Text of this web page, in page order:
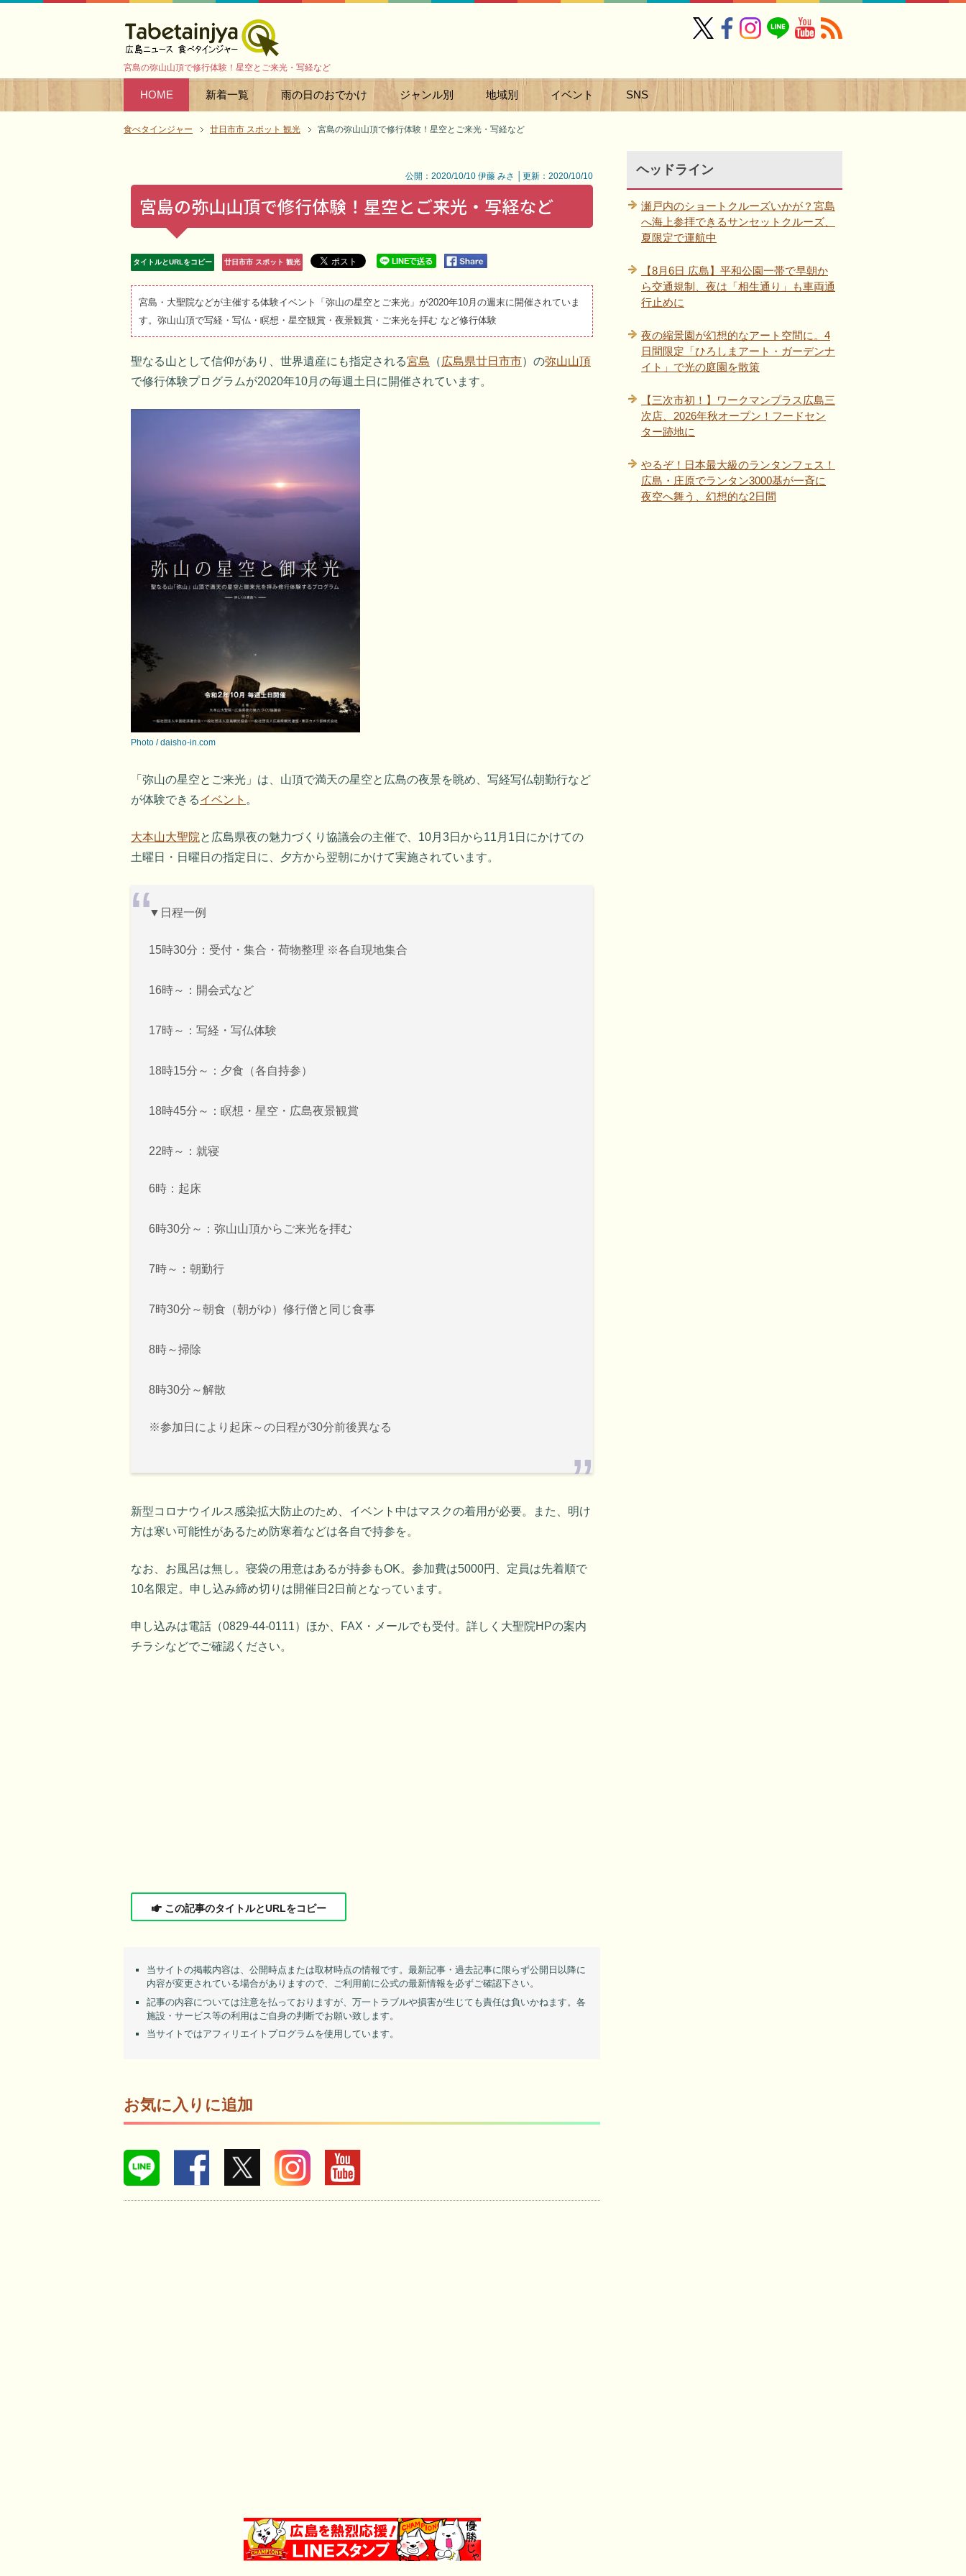
宮島の弥山山頂で修行体験！星空とご来光・写経など
HOME 新着一覧 雨の日のおでかけ ジャンル別 地域別 イベント SNS
食べタインジャー 廿日市市 スポット 観光 宮島の弥山山頂で修行体験！星空とご来光・写経など
公開：2020/10/10 伊藤 みさ │更新：2020/10/10
宮島の弥山山頂で修行体験！星空とご来光・写経など
タイトルとURLをコピー 廿日市市 スポット 観光
宮島・大聖院などが主催する体験イベント「弥山の星空とご来光」が2020年10月の週末に開催されていま
す。弥山山頂で写経・写仏・瞑想・星空観賞・夜景観賞・ご来光を拝む など修行体験
聖なる山として信仰があり、世界遺産にも指定される宮島 （広島県廿日市市）の弥山山頂
で修行体験プログラムが2020年10月の毎週土日に開催されています。
Photo / daisho-in.com
「弥山の星空とご来光」は、山頂で満天の星空と広島の夜景を眺め、写経写仏朝勤行など
が体験できるイベント 。
大本山大聖院と広島県夜の魅力づくり協議会の主催で、10月3日から11月1日にかけての
土曜日・日曜日の指定日に、夕方から翌朝にかけて実施されています。
▼日程一例
15時30分：受付・集合・荷物整理 ※各自現地集合
16時～：開会式など
17時～：写経・写仏体験
18時15分～：夕食（各自持参）
18時45分～：瞑想・星空・広島夜景観賞
22時～：就寝
6時：起床
6時30分～：弥山山頂からご来光を拝む
7時～：朝勤行
7時30分～朝食（朝がゆ）修行僧と同じ食事
8時～掃除
8時30分～解散
※参加日により起床～の日程が30分前後異なる
新型コロナウイルス感染拡大防止のため、イベント中はマスクの着用が必要。また、明け
方は寒い可能性があるため防寒着などは各自で持参を。
なお、お風呂は無し。寝袋の用意はあるが持参もOK。参加費は5000円、定員は先着順で
10名限定。申し込み締め切りは開催日2日前となっています。
申し込みは電話（0829-44-0111）ほか、FAX・メールでも受付。詳しく大聖院HPの案内
チラシなどでご確認ください。
この記事のタイトルとURLをコピー
当サイトの掲載内容は、公開時点または取材時点の情報です。最新記事・過去記事に限らず公開日以降に
内容が変更されている場合がありますので、ご利用前に公式の最新情報を必ずご確認下さい。
記事の内容については注意を払っておりますが、万一トラブルや損害が生じても責任は負いかねます。各
施設・サービス等の利用はご自身の判断でお願い致します。
当サイトではアフィリエイトプログラムを使用しています。
お気に入りに追加
ヘッドライン
瀬戸内のショートクルーズいかが？宮島
へ海上参拝できるサンセットクルーズ、
夏限定で運航中
【8月6日 広島】平和公園一帯で早朝か
ら交通規制、夜は「相生通り」も車両通
行止めに
夜の縮景園が幻想的なアート空間に。4
日間限定「ひろしまアート・ガーデンナ
イト」で光の庭園を散策
【三次市初！】ワークマンプラス広島三
次店、2026年秋オープン！フードセン
ター跡地に
やるぞ！日本最大級のランタンフェス！
広島・庄原でランタン3000基が一斉に
夜空へ舞う、幻想的な2日間